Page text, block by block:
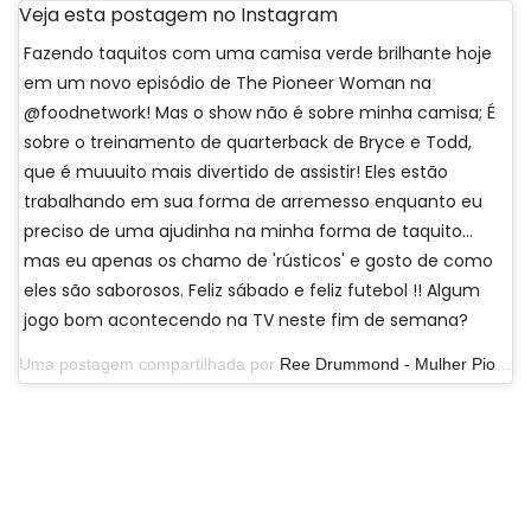
Veja esta postagem no Instagram
Fazendo taquitos com uma camisa verde brilhante hoje
em um novo episódio de The Pioneer Woman na
@foodnetwork! Mas o show não é sobre minha camisa; É
sobre o treinamento de quarterback de Bryce e Todd,
que é muuuito mais divertido de assistir! Eles estão
trabalhando em sua forma de arremesso enquanto eu
preciso de uma ajudinha na minha forma de taquito…
mas eu apenas os chamo de 'rústicos' e gosto de como
eles são saborosos. Feliz sábado e feliz futebol !! Algum
jogo bom acontecendo na TV neste fim de semana?
Uma postagem compartilhada por Ree Drummond - Mulher Pioneira